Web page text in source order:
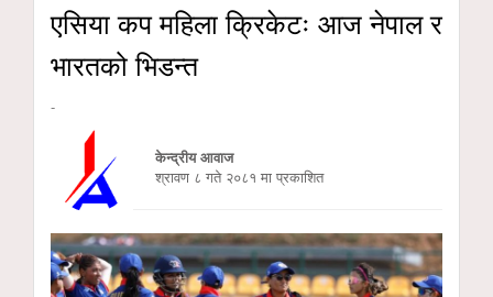
एसिया कप महिला क्रिकेटः आज नेपाल र
भारतको भिडन्त
-
केन्द्रीय आवाज
श्रावण ८ गते २०८१ मा प्रकाशित